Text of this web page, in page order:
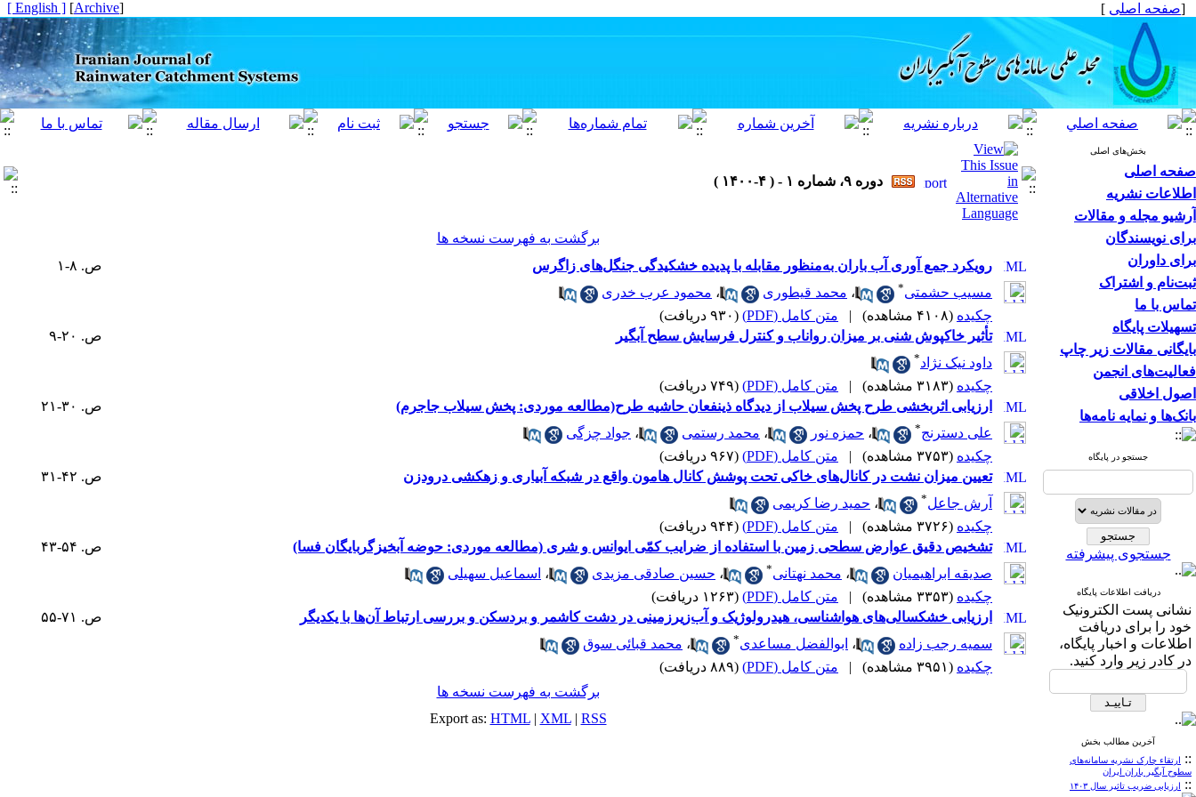
[صفحه اصلی ]
[
Archive
]
[ English ]
بخش‌های اصلی
صفحه اصلی
اطلاعات نشریه
آرشیو مجله و مقالات
برای نویسندگان
برای داوران
ثبت‌نام و اشتراک
تماس با ما
تسهیلات پایگاه
بایگانی مقالات زیر چاپ
فعالیت‌های انجمن
اصول اخلاقی
بانک‌ها و نمایه نامه‌ها
جستجو در پایگاه
جستجوی پیشرفته
دریافت اطلاعات پایگاه
نشانی پست الکترونیک
خود را برای دریافت
اطلاعات و اخبار پایگاه،
در کادر زیر وارد کنید.
آخرین مطالب بخش
:: ارتقاء چارک نشریه سامانه‌های
سطوح آبگیر باران ایران
:: ارزیابی ضریب تاثیر سال ۱۴۰۳
دوره ۹، شماره ۱ - ( ۴-۱۴۰۰ )
برگشت به فهرست نسخه ها
رویکرد جمع آوری آب باران به‌منظور مقابله با پدیده خشکیدگی جنگل‌های زاگرس
ص. ۸-۱
مسیب حشمتی* ، محمد قیطوری ، محمود عرب خدری
چکیده (۴۱۰۸ مشاهده) | متن کامل (PDF)
(۹۳۰ دریافت)
تأثیر خاکپوش شنی بر میزان رواناب و کنترل فرسایش سطح آبگیر
ص. ۲۰-۹
داود نیک نژاد*
چکیده (۳۱۸۳ مشاهده) | متن کامل (PDF)
(۷۴۹ دریافت)
ارزیابی اثربخشی طرح پخش سیلاب از دیدگاه ذینفعان حاشیه طرح(مطالعه موردی: پخش سیلاب جاجرم)
ص. ۳۰-۲۱
علی دسترنج* ، حمزه نور ، محمد رستمی ، جواد چزگی
چکیده (۳۷۵۳ مشاهده) | متن کامل (PDF)
(۹۶۷ دریافت)
تعیین میزان نشت در کانال‌های خاکی تحت پوشش کانال هامون واقع در شبکه آبیاری و زهکشی درودزن
ص. ۴۲-۳۱
آرش جاعل* ، حمید رضا کریمی
چکیده (۳۷۲۶ مشاهده) | متن کامل (PDF)
(۹۴۴ دریافت)
تشخیص دقیق عوارض سطحی زمین با استفاده از ضرایب کمّی ایوانس و شری (مطالعه موردی: حوضه آبخیزگربایگان فسا)
ص. ۵۴-۴۳
صدیقه ابراهیمیان
، محمد نهتانی* ، حسین صادقی مزیدی ، اسماعیل سهیلی
چکیده (۳۳۵۳ مشاهده) | متن کامل (PDF)
(۱۲۶۳ دریافت)
ارزیابی خشکسالی‌های هواشناسی، هیدرولوژیک و آب‌زیرزمینی در دشت کاشمر و بردسکن و بررسی ارتباط آن‌ها با یکدیگر
ص. ۷۱-۵۵
سمیه رجب زاده
، ابوالفضل مساعدی* ، محمد قبائی سوق
چکیده (۳۹۵۱ مشاهده) | متن کامل (PDF)
(۸۸۹ دریافت)
برگشت به فهرست نسخه ها
Export as: HTML| XML| RSS